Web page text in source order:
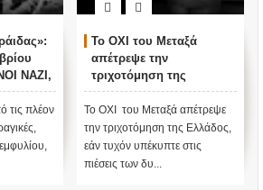
ΝΑΖΙ,
ή
τις πλέον
Το ΟΧΙ του Μεταξά
απέτρεψε την
τριχοτόμηση της
Ελλάδος
Το ΟΧΙ του Μεταξά απέτρεψε
την τριχοτόμηση της Ελλάδος,
εάν τυχόν υπέκυπτε στις
πιέσεις των δυ...